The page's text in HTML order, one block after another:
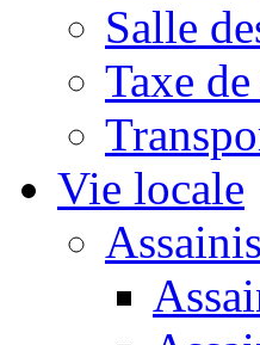
Salle
Taxe
Vie locale